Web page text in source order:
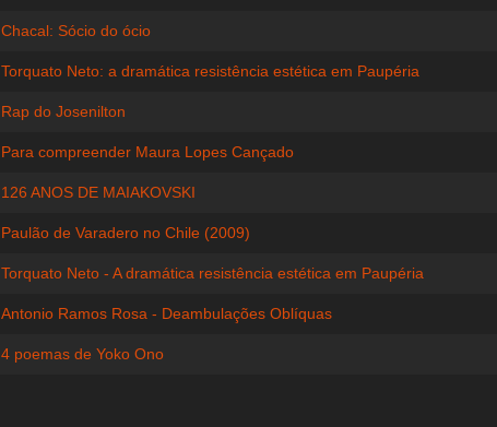
Chacal: Sócio do ócio
Torquato Neto: a dramática resistência estética em Paupéria
Rap do Josenilton
Para compreender Maura Lopes Cançado
126 ANOS DE MAIAKOVSKI
Paulão de Varadero no Chile (2009)
Torquato Neto - A dramática resistência estética em Paupéria
Antonio Ramos Rosa - Deambulações Oblíquas
4 poemas de Yoko Ono